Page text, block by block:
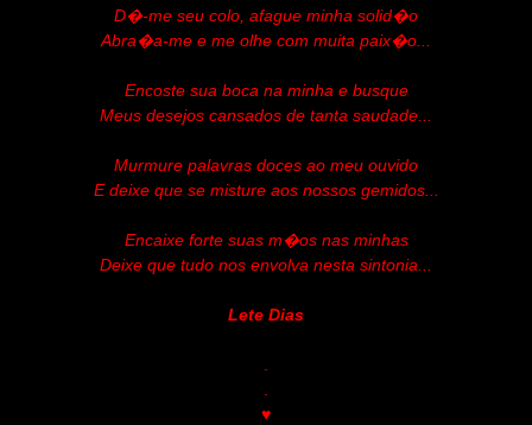
D�-me seu colo, afague minha solid�o
Abra�a-me e me olhe com muita paix�o...
Encoste sua boca na minha e busque
Meus desejos cansados de tanta saudade...
Murmure palavras doces ao meu ouvido
E deixe que se misture aos nossos gemidos...
Encaixe forte suas m�os nas minhas
Deixe que tudo nos envolva nesta sintonia...
Lete Dias
♥